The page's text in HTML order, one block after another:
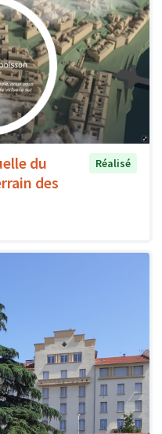
du
des
Réalisé